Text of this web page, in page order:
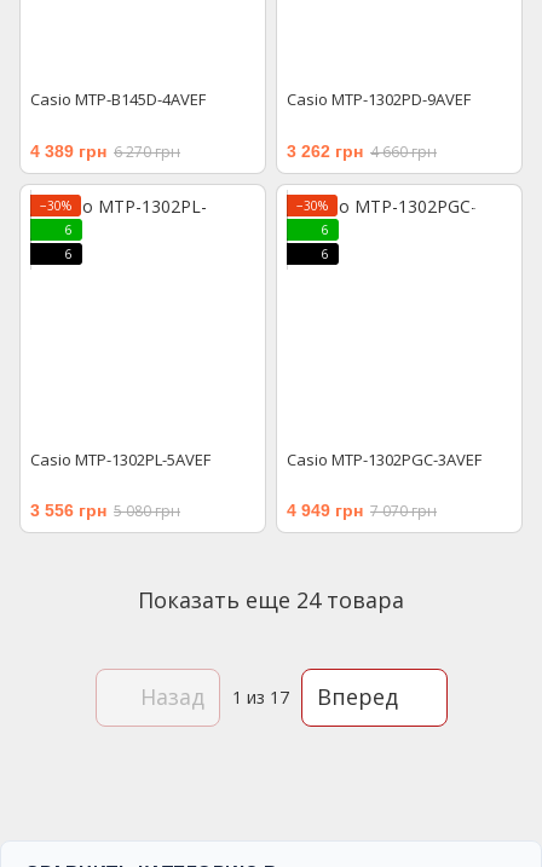
Casio MTP-B145D-4AVEF
4 389 грн 6 270 грн
Casio MTP-1302PD-9AVEF
3 262 грн 4 660 грн
−30%
6
6
Casio MTP-1302PL-5AVEF
3 556 грн 5 080 грн
−30%
6
6
Casio MTP-1302PGC-3AVEF
4 949 грн 7 070 грн
Показать еще 24 товара
Назад 1 из 17 Вперед